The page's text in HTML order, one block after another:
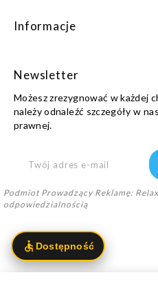
Informacje
Newsletter
Możesz zrezygnować w każdej
należy odnaleźć szczegóły w
prawnej.
Podmiot Prowadzący Reklamę:
odpowiedzialnością